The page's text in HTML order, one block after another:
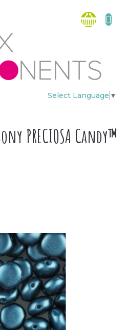
Select Language ▼
košík
PRECIOSA Candy™